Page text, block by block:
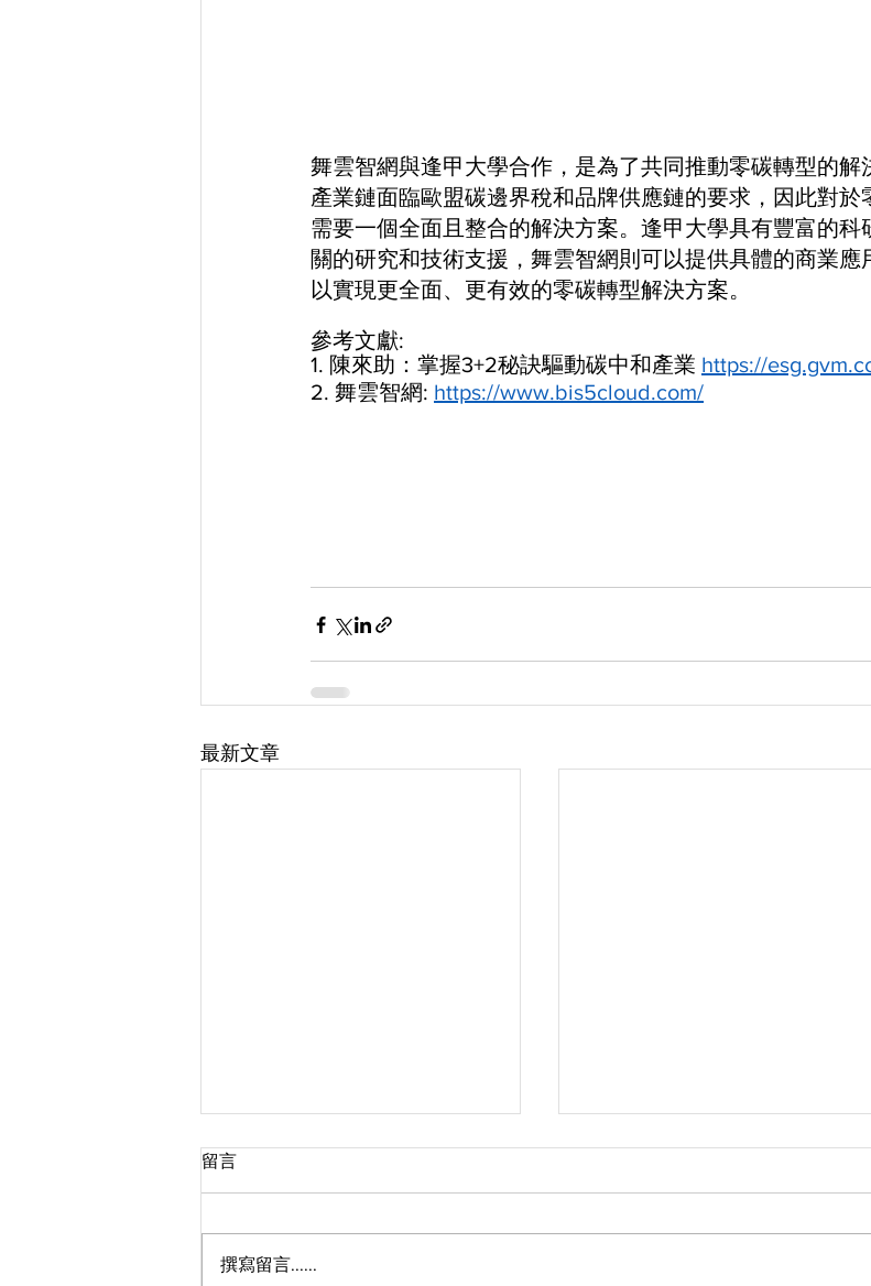
舞雲智網與逢甲大學合作，是為了共同推動零碳轉型的
產業鏈面臨歐盟碳邊界稅和品牌供應鏈的要求，因此對於
需要一個全面且整合的解決方案。逢甲大學具有豐富的科
關的研究和技術支援，舞雲智網則可以提供具體的商業
以實現更全面、更有效的零碳轉型解決方案。
參考文獻:
1. 陳來助：掌握3+2秘訣驅動碳中和產業 https://
2. 舞雲智網: https://www.bis5cloud.com/
最新文章
留言
撰寫留言......